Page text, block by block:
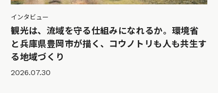
インタビュー
観光は、流域を守る仕組みになれるか。環境省
と兵庫県豊岡市が描く、コウノトリも人も共生す
る地域づくり
2026.07.30